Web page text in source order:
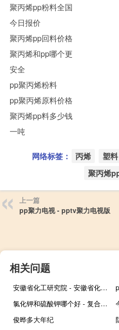
聚丙烯pp粉料全国
今日报价
聚丙烯pp回料价格
聚丙烯和pp哪个更
安全
pp聚丙烯粉料
pp聚丙烯原料价格
聚丙烯pp料多少钱
一吨
网络标签： 丙烯 塑料
聚丙烯
上一篇
pp聚力电视 - pptv聚力电视版
相关问题
安徽省化工研究院 - 安徽省化工研究院怎么样
氯化钾和硫酸钾哪个好 - 复合肥氯化钾好还是硫酸钾好
俊晔多大年纪